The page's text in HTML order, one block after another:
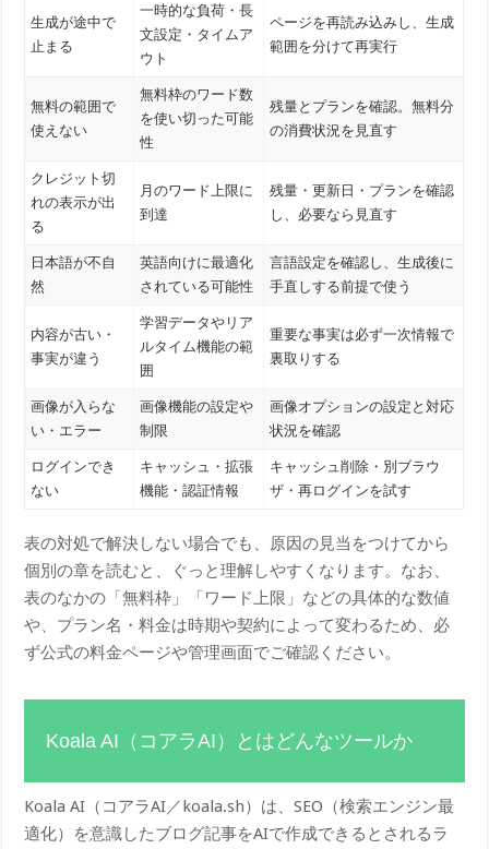
生成が途中で
止まる
一時的な負荷・長
文設定・タイムア
ウト
ページを再読み込みし、生成
範囲を分けて再実行
無料の範囲で
使えない
無料枠のワード数
を使い切った可能
性
残量とプランを確認。無料分
の消費状況を見直す
クレジット切
れの表示が出
る
月のワード上限に
到達
残量・更新日・プランを確認
し、必要なら見直す
日本語が不自
然
英語向けに最適化
されている可能性
言語設定を確認し、生成後に
手直しする前提で使う
内容が古い・
事実が違う
学習データやリア
ルタイム機能の範
囲
重要な事実は必ず一次情報で
裏取りする
画像が入らな
い・エラー
画像機能の設定や
制限
画像オプションの設定と対応
状況を確認
ログインでき
ない
キャッシュ・拡張
機能・認証情報
キャッシュ削除・別ブラウ
ザ・再ログインを試す
表の対処で解決しない場合でも、原因の見当をつけてから
個別の章を読むと、ぐっと理解しやすくなります。なお、
表のなかの「無料枠」「ワード上限」などの具体的な数値
や、プラン名・料金は時期や契約によって変わるため、必
ず公式の料金ページや管理画面でご確認ください。
Koala AI（コアラAI）とはどんなツールか
Koala AI（コアラAI／koala.sh）は、SEO（検索エンジン最
適化）を意識したブログ記事をAIで作成できるとされるラ